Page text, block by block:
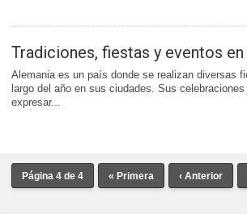
Tradiciones, fiestas y eventos
Alemania es un país donde se realizan diversas
largo del año en sus ciudades. Sus
expresar...
Página 4 de 4 « Primera ‹ Anterior